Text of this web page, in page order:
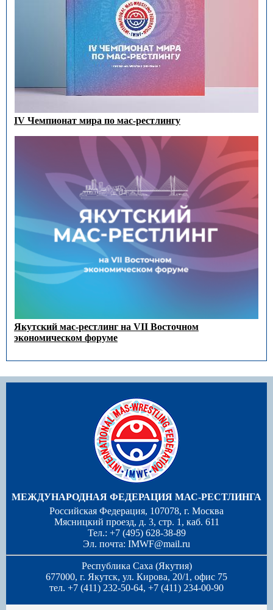
IV Чемпионат мира по мас-рестлингу
Якутский мас-рестлинг на VII Восточном
экономическом форуме
МЕЖДУНАРОДНАЯ ФЕДЕРАЦИЯ МАС-РЕСТЛИНГА
Российская Федерация, 107078, г. Москва
Мясницкий проезд, д. 3, стр. 1, каб. 611
Тел.: +7 (495) 628-38-89
Эл. почта: IMWF@mail.ru
Республика Саха (Якутия)
677000, г. Якутск, ул. Кирова, 20/1, офис 75
тел. +7 (411) 232-50-64, +7 (411) 234-00-90